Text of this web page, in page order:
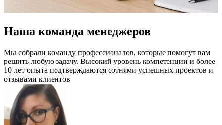
Наша команда менеджеров
Мы собрали команду профессионалов, которые помогут вам
решить любую задачу. Высокий уровень компетенции и более
10 лет опыта подтверждаются сотнями успешных проектов и
отзывами клиентов